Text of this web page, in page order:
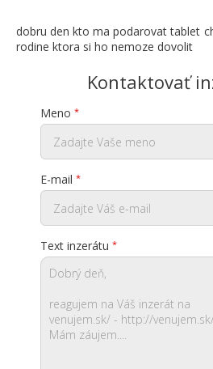
dobru den kto ma podarovat tablet
rodine ktora si ho nemoze dovolit
Kontaktovať
Meno
E-mail
Text inzerátu